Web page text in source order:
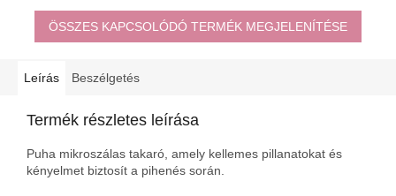
ÖSSZES KAPCSOLÓDÓ TERMÉK MEGJELENÍTÉSE
Leírás Beszélgetés
Termék részletes leírása
Puha mikroszálas takaró, amely kellemes pillanatokat és
kényelmet biztosít a pihenés során.